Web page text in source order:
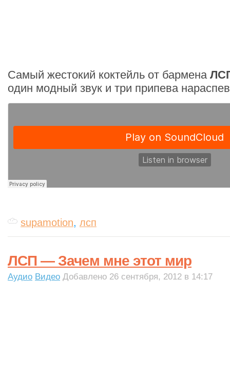
Самый жестокий коктейль от бармена
один модный звук и три припева
supamotion, лсп
ЛСП — Зачем мне этот мир
Аудио Видео Добавлено 26 сентября, 2012 в 14:17